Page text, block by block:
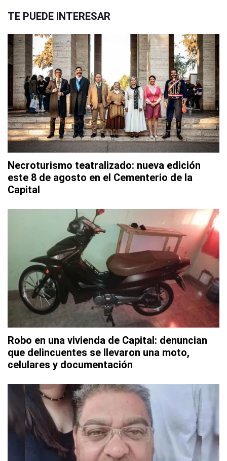
TE PUEDE INTERESAR
Necroturismo teatralizado: nueva edición
este 8 de agosto en el Cementerio de la
Capital
Robo en una vivienda de Capital: denuncian
que delincuentes se llevaron una moto,
celulares y documentación